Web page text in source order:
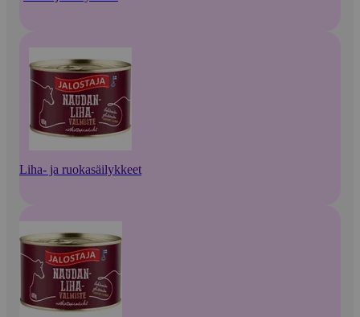
Liha- ja ruokasäilykkeet